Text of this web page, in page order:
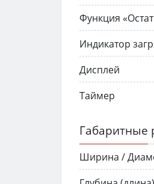
Функция
Индикатор
Дисплей
Таймер
Габаритные
Ширина /